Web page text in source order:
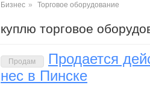
Бизнес » Торговое оборудование
куплю торговое
Продам
Продается
нес в Пинске